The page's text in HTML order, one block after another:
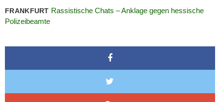
FRANKFURT Rassistische Chats – Anklage gegen hessische
Polizeibeamte